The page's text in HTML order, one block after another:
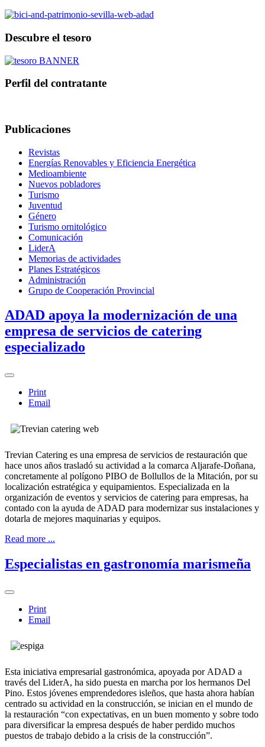
Descubre el tesoro
Perfil del contratante
Publicaciones
Revistas
Energías Renovables y Eficiencia Energética
Medioambiente
Nuevos pobladores
Turismo
Juventud
Género
Turismo ornitológico
Comunicación
LiderA
Memorias de actividades
Planes Estratégicos
Administración
Grupo de Cooperación Provincial
ADAD apoya la modernización de una
empresa de servicios de catering
especializado
Print
Email
Trevian Catering es una empresa de servicios de restauración que
hace unos años trasladó su actividad a la comarca Aljarafe-Doñana,
concretamente al polígono PIBO de Bollullos de la Mitación, por su
localización estratégica y equipamientos. Especializada en la
organización de eventos y servicios de catering para empresas, ha
contado con la ayuda de ADAD para modernizar sus instalaciones y
dotarla de mejores maquinarias y equipos.
Read more ...
Especialistas en gastronomía marismeña
Print
Email
Esta iniciativa empresarial gastronómica, apoyada por ADAD a
través del LiderA, ha sido puesta en marcha por los hermanos Del
Pino. Estos jóvenes emprendedores isleños, que hasta ahora habían
centrado su actividad en la construcción, se inician en el mundo de
la restauración “con expectativas, en un buen momento y sobre todo
para diversificar la empresa después de haber perdido muchos
puestos de trabajo debido a la crisis de la construcción”.